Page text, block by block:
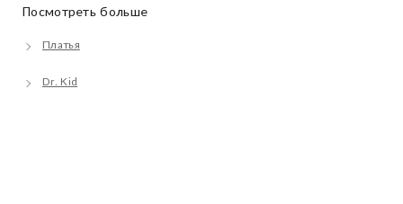
Посмотреть больше
Платья
Dr. Kid